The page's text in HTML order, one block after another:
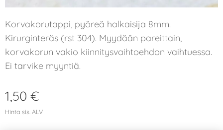
Korvakorutappi, pyöreä halkaisija 8mm.
Kirurginteräs (rst 304). Myydään pareittain,
korvakorun vakio kiinnitysvaihtoehdon vaihtuessa.
Ei tarvike myyntiä.
1,50 €
Hinta sis. ALV